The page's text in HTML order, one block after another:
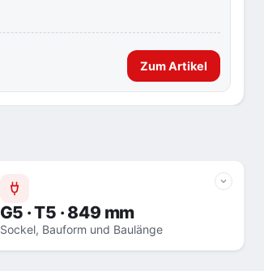
Zum Artikel
G5 · T5 · 849 mm
Sockel, Bauform und Baulänge